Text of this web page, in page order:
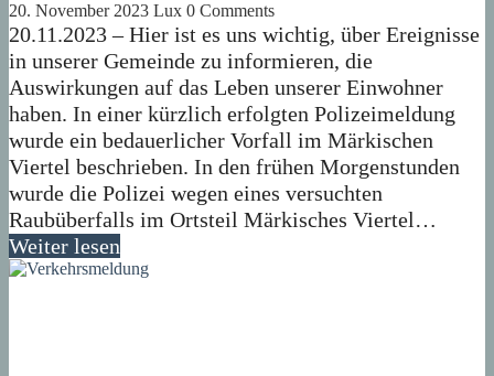
20. November 2023 Lux 0 Comments
20.11.2023 – Hier ist es uns wichtig, über Ereignisse
in unserer Gemeinde zu informieren, die
Auswirkungen auf das Leben unserer Einwohner
haben. In einer kürzlich erfolgten Polizeimeldung
wurde ein bedauerlicher Vorfall im Märkischen
Viertel beschrieben. In den frühen Morgenstunden
wurde die Polizei wegen eines versuchten
Raubüberfalls im Ortsteil Märkisches Viertel…
Weiter lesen